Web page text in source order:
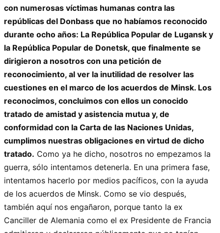
con numerosas víctimas humanas contra las
repúblicas del Donbass que no habíamos reconocido
durante ocho años: La República Popular de Lugansk y
la República Popular de Donetsk, que finalmente se
dirigieron a nosotros con una petición de
reconocimiento, al ver la inutilidad de resolver las
cuestiones en el marco de los acuerdos de Minsk. Los
reconocimos, concluimos con ellos un conocido
tratado de amistad y asistencia mutua y, de
conformidad con la Carta de las Naciones Unidas,
cumplimos nuestras obligaciones en virtud de dicho
tratado. Como ya he dicho, nosotros no empezamos la
guerra, sólo intentamos detenerla. En una primera fase,
intentamos hacerlo por medios pacíficos, con la ayuda
de los acuerdos de Minsk. Como se vio después,
también aquí nos engañaron, porque tanto la ex
Canciller de Alemania como el ex Presidente de Francia